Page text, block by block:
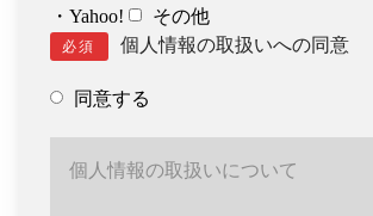
・Yahoo!
その他
必須 個人情報の取扱いへの同意
同意する
個人情報の取扱いについて